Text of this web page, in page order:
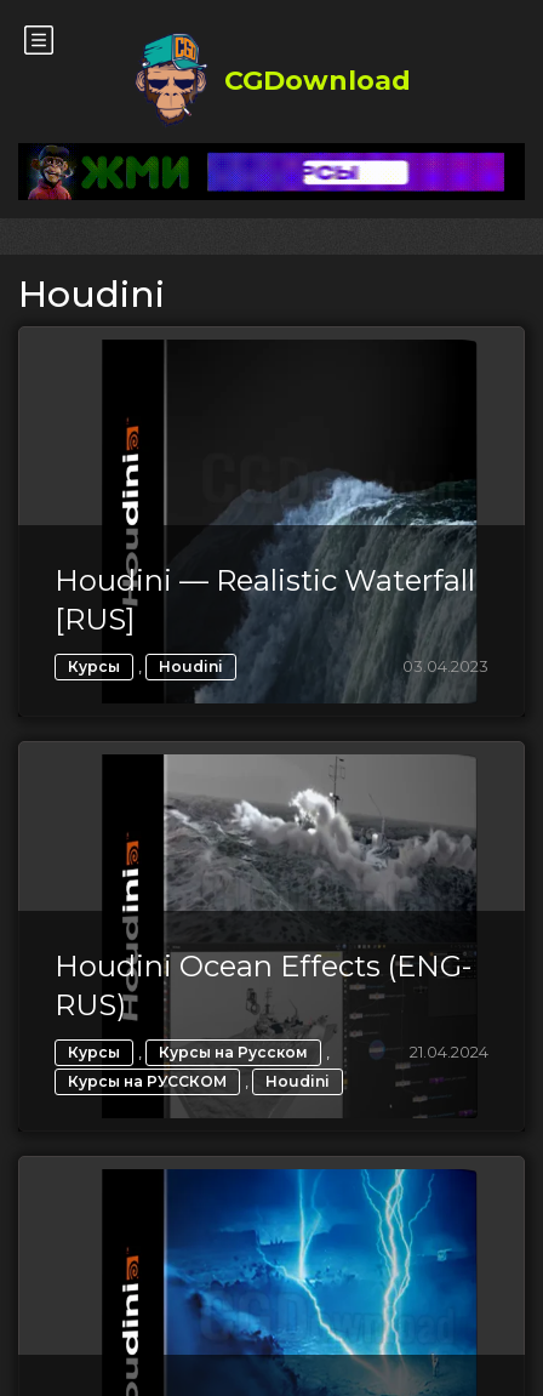
CGDownload
Houdini
Houdini — Realistic Waterfall
[RUS]
Курсы , Houdini 03.04.2023
Houdini Ocean Effects (ENG-
RUS)
Курсы , Курсы на Русском ,
Курсы на РУССКОМ , Houdini
21.04.2024